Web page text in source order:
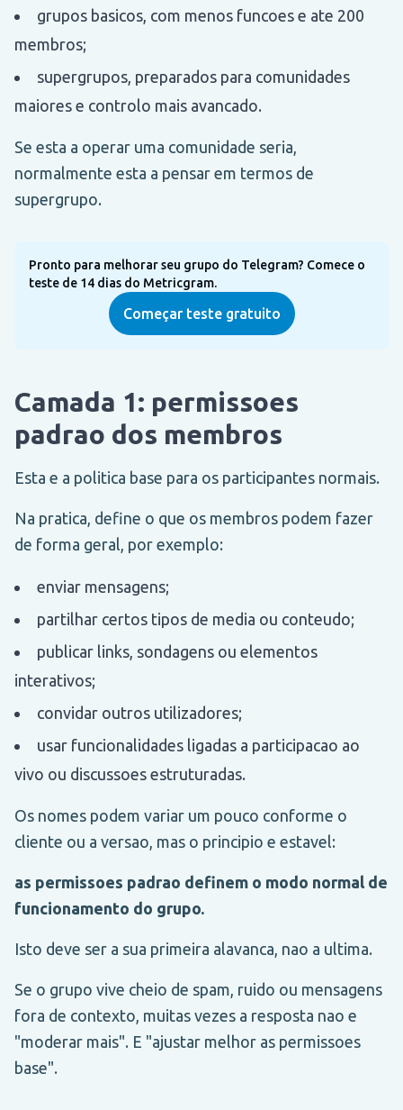
grupos basicos, com menos funcoes e ate 200
membros;
supergrupos, preparados para comunidades
maiores e controlo mais avancado.
Se esta a operar uma comunidade seria,
normalmente esta a pensar em termos de
supergrupo.
Pronto para melhorar seu grupo do Telegram? Comece o
teste de 14 dias do Metricgram.
Começar teste gratuito
Camada 1: permissoes
padrao dos membros
Esta e a politica base para os participantes normais.
Na pratica, define o que os membros podem fazer
de forma geral, por exemplo:
enviar mensagens;
partilhar certos tipos de media ou conteudo;
publicar links, sondagens ou elementos
interativos;
convidar outros utilizadores;
usar funcionalidades ligadas a participacao ao
vivo ou discussoes estruturadas.
Os nomes podem variar um pouco conforme o
cliente ou a versao, mas o principio e estavel:
as permissoes padrao definem o modo normal de
funcionamento do grupo.
Isto deve ser a sua primeira alavanca, nao a ultima.
Se o grupo vive cheio de spam, ruido ou mensagens
fora de contexto, muitas vezes a resposta nao e
"moderar mais". E "ajustar melhor as permissoes
base".